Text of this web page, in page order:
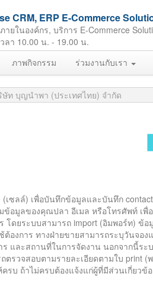
CRM, ERP E-Commerce
ยในองค์กร, บริการ E-Commerce
ลา 10.00 น. - 19.00 น.
ภาพกิจกรรม ร่วมงานกับเรา
ษัท บุญนำพา (ประเทศไทย) จำกัด
เซลล์) เพื่อบันทึกข้อมูลและบันทึก
อมูลของคุณปลา อีเมล หรือโทรศัพท์ เ
โดยระบบสามารถ import (อิมพอร์ท) ข้อ
องการ ทางฝ่ายขายสามารถระบุวันจอง
ร และสถานที่ในการจัดงาน นอกจากนี้ระ
รวจสอบตามรายละเอียดตามใบ print (
บ ถ้าไม่ครบต้องแจ้งแก่ผู้ที่มีส่วนเกี่ยวข้